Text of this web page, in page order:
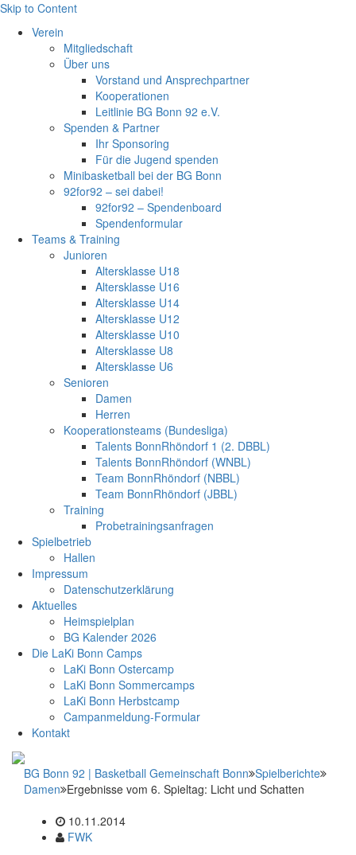
Skip to Content
Verein
Mitgliedschaft
Über uns
Vorstand und Ansprechpartner
Kooperationen
Leitlinie BG Bonn 92 e.V.
Spenden & Partner
Ihr Sponsoring
Für die Jugend spenden
Minibasketball bei der BG Bonn
92for92 – sei dabei!
92for92 – Spendenboard
Spendenformular
Teams & Training
Junioren
Altersklasse U18
Altersklasse U16
Altersklasse U14
Altersklasse U12
Altersklasse U10
Altersklasse U8
Altersklasse U6
Senioren
Damen
Herren
Kooperationsteams (Bundesliga)
Talents BonnRhöndorf 1 (2. DBBL)
Talents BonnRhöndorf (WNBL)
Team BonnRhöndorf (NBBL)
Team BonnRhöndorf (JBBL)
Training
Probetrainingsanfragen
Spielbetrieb
Hallen
Impressum
Datenschutzerklärung
Aktuelles
Heimspielplan
BG Kalender 2026
Die LaKi Bonn Camps
LaKi Bonn Ostercamp
LaKi Bonn Sommercamps
LaKi Bonn Herbstcamp
Campanmeldung-Formular
Kontakt
BG Bonn 92 | Basketball Gemeinschaft Bonn Spielberichte
Damen Ergebnisse vom 6. Spieltag: Licht und Schatten
10.11.2014
FWK